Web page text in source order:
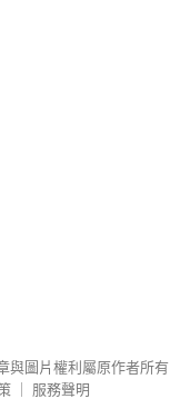
與圖片權利屬原作者所有
服務聲明